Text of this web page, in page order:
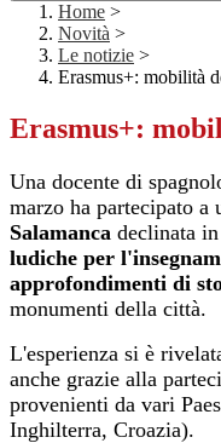
Home >
Novità >
Le notizie >
Erasmus+: mobilità
Erasmus+:
Una docente di
marzo ha partecipato a
Salamanca declinata
ludiche per
approfondimenti di
monumenti della città.
L'esperienza si è
anche grazie alla
provenienti da vari
Inghilterra, Croazia).